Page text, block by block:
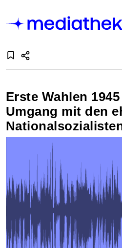
Erste Wahlen
Umgang mit den